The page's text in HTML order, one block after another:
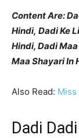
Content Are:
Hindi, Dadi Ke
Hindi, Dadi
Maa Shayari In
Also Read: Miss
Dadi